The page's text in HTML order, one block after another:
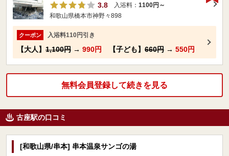
3.8
入浴料： 1100円～
和歌山県橋本市神野々898
クーポン 入浴料110円引き
【大人】 1,100円 → 990円 【子ども】 660円 → 550円
無料会員登録して続きを見る
古座駅の口コミ
[和歌山県/串本] 串本温泉サンゴの湯